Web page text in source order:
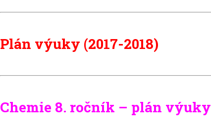
Plán výuky (2017-2018)
Chemie 8. ročník – plán výuky